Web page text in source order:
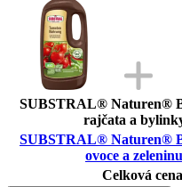
SUBSTRAL® Naturen®
rajčata a
SUBSTRAL® Naturen®
ovoce a
Celková